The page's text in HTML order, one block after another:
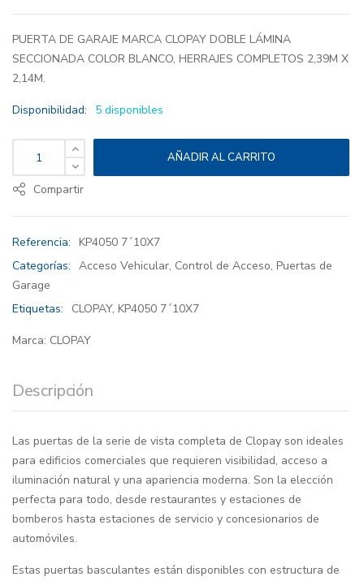
PUERTA DE GARAJE MARCA CLOPAY DOBLE LÁMINA
SECCIONADA COLOR BLANCO, HERRAJES COMPLETOS 2,39M X
2,14M.
Disponibilidad: 5 disponibles
AÑADIR AL CARRITO
Compartir
Referencia: KP4050 7´10X7
Categorías: Acceso Vehicular, Control de Acceso, Puertas de
Garage
Etiquetas:
CLOPAY, KP4050 7´10X7
Marca: CLOPAY
Descripción
Las puertas de la serie de vista completa de Clopay son ideales
para edificios comerciales que requieren visibilidad, acceso a
iluminación natural y una apariencia moderna. Son la elección
perfecta para todo, desde restaurantes y estaciones de
bomberos hasta estaciones de servicio y concesionarios de
automóviles.
Estas puertas basculantes están disponibles con estructura de